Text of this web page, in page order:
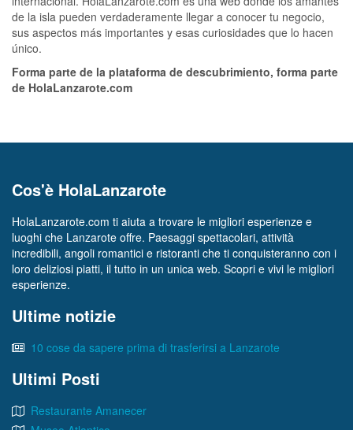
de la isla pueden verdaderamente llegar a conocer tu negocio,
sus aspectos más importantes y esas curiosidades que lo hacen
único.
Forma parte de la plataforma de descubrimiento, forma parte
de HolaLanzarote.com
Cos'è HolaLanzarote
HolaLanzarote.com ti aiuta a trovare le migliori esperienze e
luoghi che Lanzarote offre. Paesaggi spettacolari, attività
incredibili, angoli romantici e ristoranti che ti conquisteranno con i
loro deliziosi piatti, il tutto in un unica web. Scopri e vivi le migliori
esperienze.
Ultime notizie
10 cose da sapere prima di trasferirsi a Lanzarote
Ultimi Posti
Restaurante Amanecer